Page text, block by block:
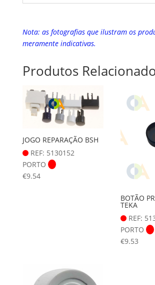
Nota: as fotografias que ilustram os
meramente indicativas.
Produtos
JOGO REPARAÇÃO BSH
REF: 5130152
PORTO
€9.54
BOTÃO
TEKA
REF:
PORTO
€9.53